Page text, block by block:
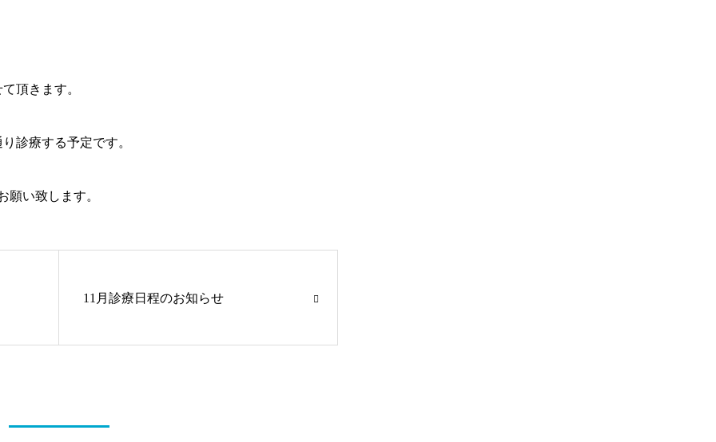
頂きます。
診療する予定です。
願い致します。
11月診療日程のお知らせ